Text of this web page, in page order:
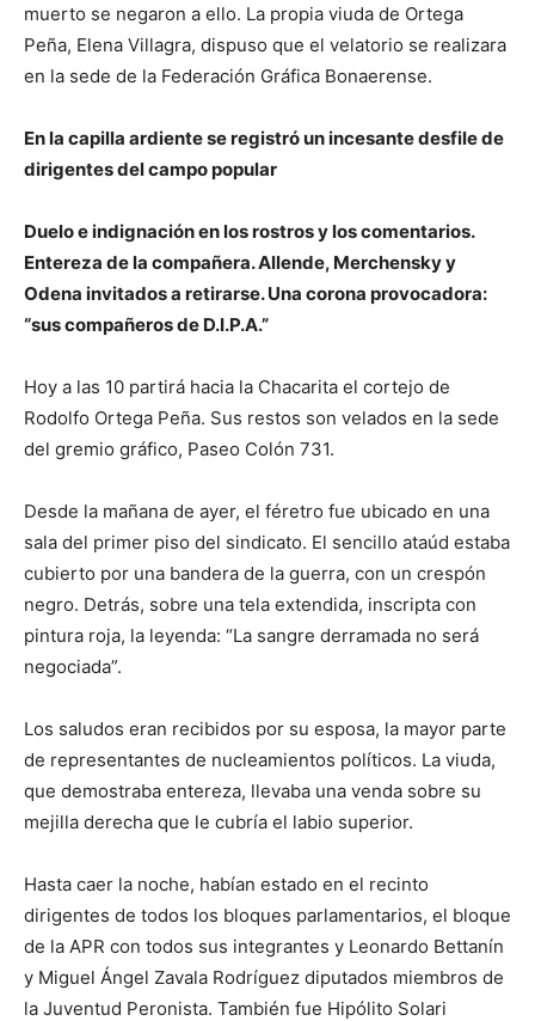
muerto se negaron a ello. La propia viuda de Ortega
Peña, Elena Villagra, dispuso que el velatorio se realizara
en la sede de la Federación Gráfica Bonaerense.
En la capilla ardiente se registró un incesante desfile de
dirigentes del campo popular
Duelo e indignación en los rostros y los comentarios.
Entereza de la compañera. Allende, Merchensky y
Odena invitados a retirarse. Una corona provocadora:
“sus compañeros de D.I.P.A.”
Hoy a las 10 partirá hacia la Chacarita el cortejo de
Rodolfo Ortega Peña. Sus restos son velados en la sede
del gremio gráfico, Paseo Colón 731.
Desde la mañana de ayer, el féretro fue ubicado en una
sala del primer piso del sindicato. El sencillo ataúd estaba
cubierto por una bandera de la guerra, con un crespón
negro. Detrás, sobre una tela extendida, inscripta con
pintura roja, la leyenda: “La sangre derramada no será
negociada”.
Los saludos eran recibidos por su esposa, la mayor parte
de representantes de nucleamientos políticos. La viuda,
que demostraba entereza, llevaba una venda sobre su
mejilla derecha que le cubría el labio superior.
Hasta caer la noche, habían estado en el recinto
dirigentes de todos los bloques parlamentarios, el bloque
de la APR con todos sus integrantes y Leonardo Bettanín
y Miguel Ángel Zavala Rodríguez diputados miembros de
la Juventud Peronista. También fue Hipólito Solari